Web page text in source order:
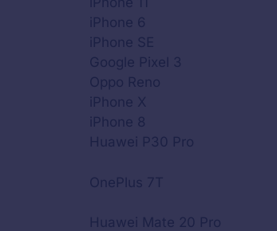
iPhone 6
iPhone SE
Google Pixel 3
Oppo Reno
iPhone X
iPhone 8
Huawei P30 Pro
OnePlus 7T
Huawei Mate 20 Pro